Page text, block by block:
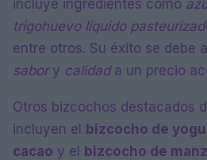
incluye ingredientes como
trigohuevo líquido
entre otros. Su éxito se debe
sabory calidada un precio
Otros bizcochos destacados
incluyen el
bizcocho de
cacao y el bizcocho de